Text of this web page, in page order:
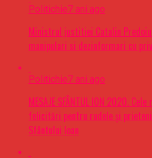
Politichie7 ani ago
Ministrul justitiei Catalin
manipulari si dezinformari cu
Politichie7 ani ago
MESAJE SFÂNTUL ION 2020.
felicitări pentru rudele şi
Sfântului Ioan